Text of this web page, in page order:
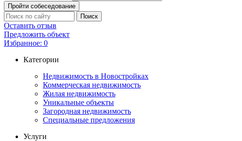
Оставить отзыв
Предложить объект
Избранное: 0
Категории
Недвижимость в Новостройках
Коммерческая недвижимость
Жилая недвижимость
Уникальные объекты
Загородная недвижимость
Специальные предложения
Услуги